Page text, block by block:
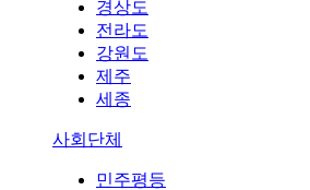
경상도
전라도
강원도
제주
세종
사회단체
민주평등